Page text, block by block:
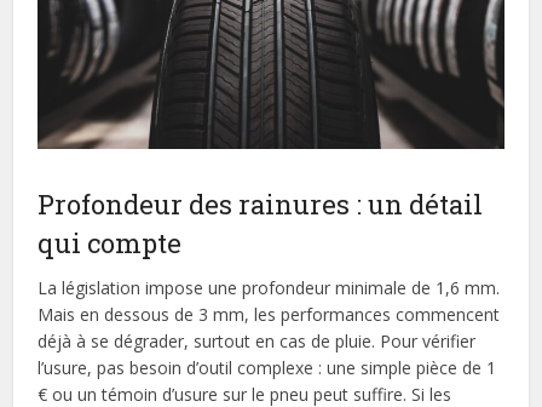
Profondeur des rainures : un détail
qui compte
La législation impose une profondeur minimale de 1,6 mm.
Mais en dessous de 3 mm, les performances commencent
déjà à se dégrader, surtout en cas de pluie. Pour vérifier
l’usure, pas besoin d’outil complexe : une simple pièce de 1
€ ou un témoin d’usure sur le pneu peut suffire. Si les